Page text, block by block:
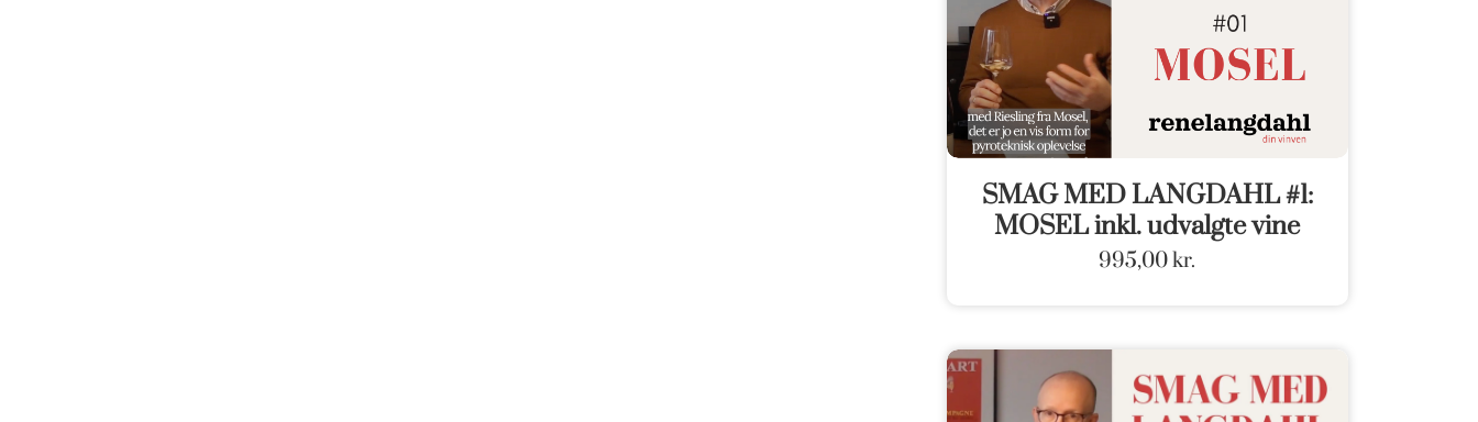
SMAG MED LANGDAHL #1:
MOSEL inkl. udvalgte vine
995,00kr.